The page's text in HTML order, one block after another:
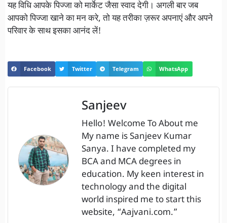
यह विधि आपके पिज्जा को मार्केट जैसा स्वाद देगी। अगली बार जब
आपको पिज्जा खाने का मन करे, तो यह तरीका ज़रूर अपनाएं और अपने
परिवार के साथ इसका आनंद लें!
Facebook Twitter Telegram WhatsApp
Sanjeev
Hello! Welcome To About me
My name is Sanjeev Kumar
Sanya. I have completed my
BCA and MCA degrees in
education. My keen interest in
technology and the digital
world inspired me to start this
website, “Aajvani.com.”